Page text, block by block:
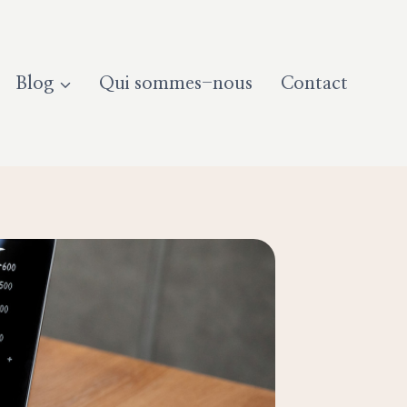
Blog Qui sommes-nous Contact